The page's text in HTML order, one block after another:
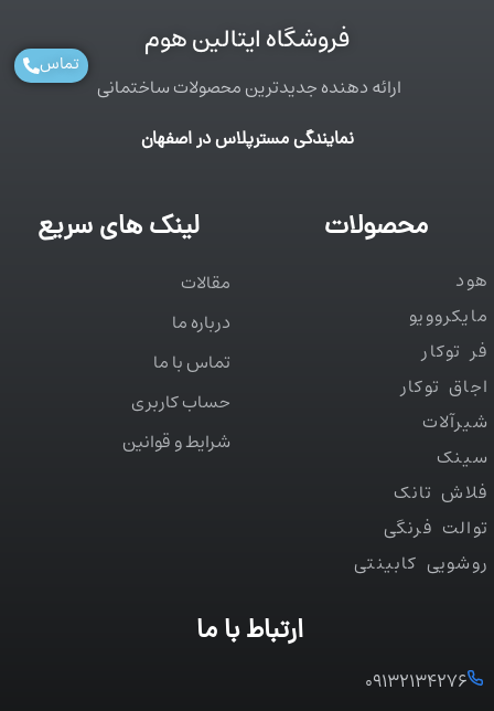
فروشگاه ایتالین هوم
ارائه دهنده جدیدترین محصولات ساختمانی
نمایندگی مسترپلاس در اصفهان
محصولات
هود
مایکروویو
فر توکار
اجاق توکار
شیرآلات
سینک
فلاش تانک
توالت فرنگی
روشویی کابینتی
لینک های سریع
مقالات
درباره ما
تماس با ما
حساب کاربری
شرایط و قوانین
ارتباط با ما
۰۹۱۳۲۱۳۴۲۷۶
تماس